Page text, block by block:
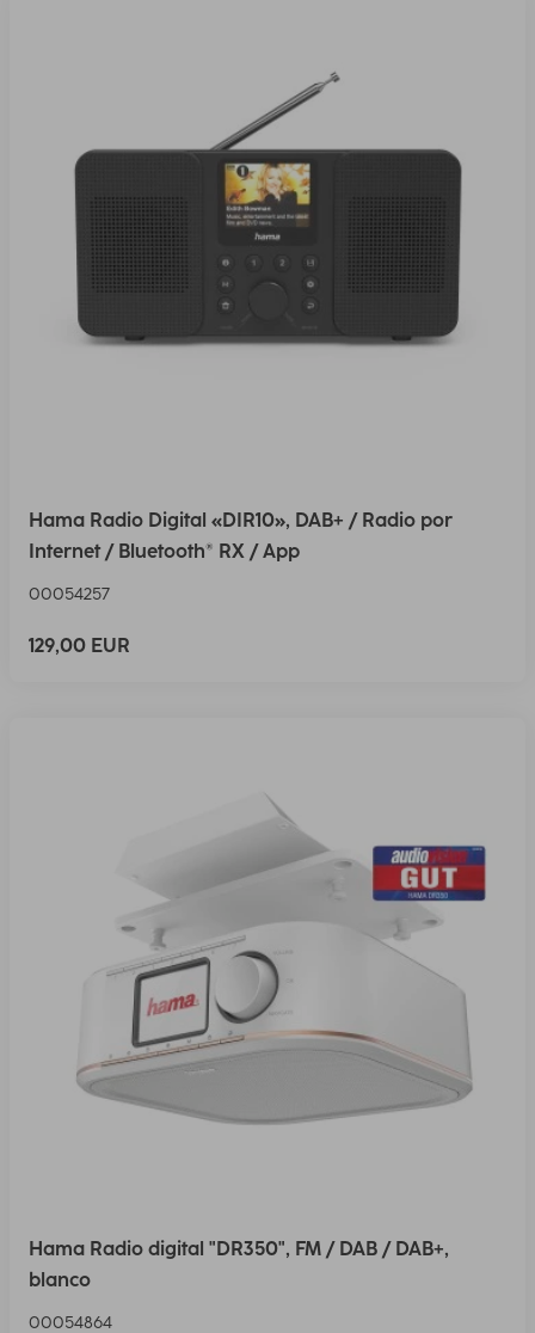
Hama Radio Digital «DIR10», DAB+ / Radio por
Internet / Bluetooth® RX / App
00054257
129,00 EUR
Hama Radio digital "DR350", FM / DAB / DAB+,
blanco
00054864